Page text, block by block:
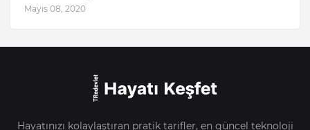
Mayıs 08, 2020
Hayatınızı kolaylaştıran pratik tarifler, en güncel teknoloji